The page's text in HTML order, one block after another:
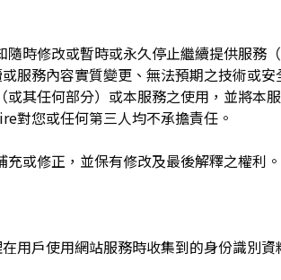
時修改或暫時或永久停止繼續提供服務
服務內容實質變更、無法預期之技術或
其任何部分）或本服務之使用，並將本
對您或任何第三人均不承擔責任。
或修正，並保有修改及最後解釋之權利。
用戶使用網站服務時收集到的身份識別